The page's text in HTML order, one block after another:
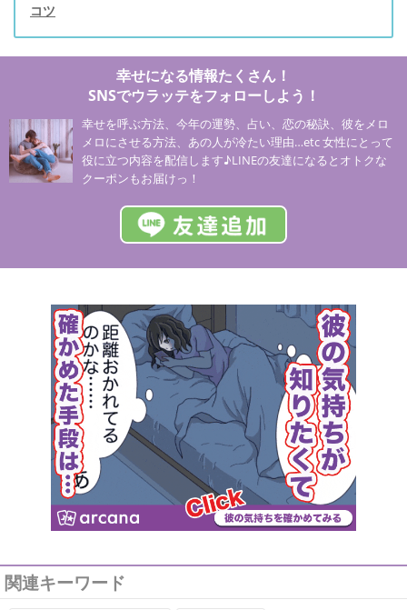
コツ
幸せになる情報たくさん！
SNSでウラッテをフォローしよう！
幸せを呼ぶ方法、今年の運勢、占い、恋の秘訣、彼をメロ
メロにさせる方法、あの人が冷たい理由…etc 女性にとって
役に立つ内容を配信します♪LINEの友達になるとオトクな
クーポンもお届けっ！
関連キーワード